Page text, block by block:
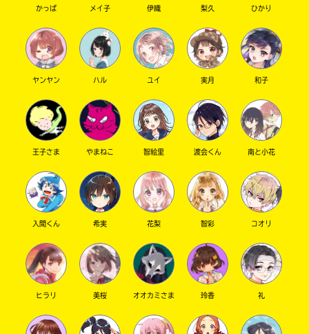
このマチのことを
もっと知りたい
キミに
かっぱ メイ子 伊織 梨久 ひかり
ヤンヤン ハル ユイ 実月 和子
王子さま やまねこ 智絵里 渡会くん 南と小花
入間くん 希実 花梨 智彩 コオリ
ヒラリ 美桜 オオカミさま 玲香 礼